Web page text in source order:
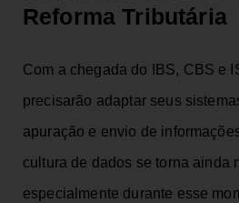
Reforma Tributária
Com a chegada do IBS, CBS e
precisarão adaptar seus
apuração e envio de
cultura de dados se torna ainda
especialmente durante esse